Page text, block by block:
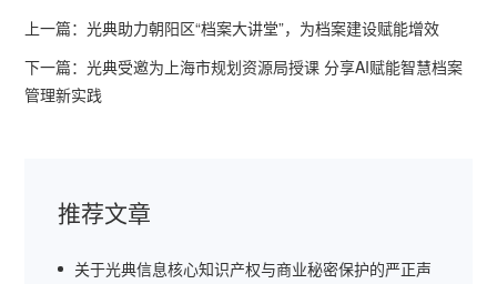
上一篇：光典助力朝阳区“档案大讲堂”，为档案建设赋能增效
下一篇：光典受邀为上海市规划资源局授课 分享AI赋能智慧档案
管理新实践
推荐文章
关于光典信息核心知识产权与商业秘密保护的严正声